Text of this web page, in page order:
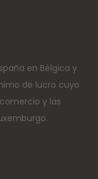
en Bélgica y
de lucro cuyo
y las